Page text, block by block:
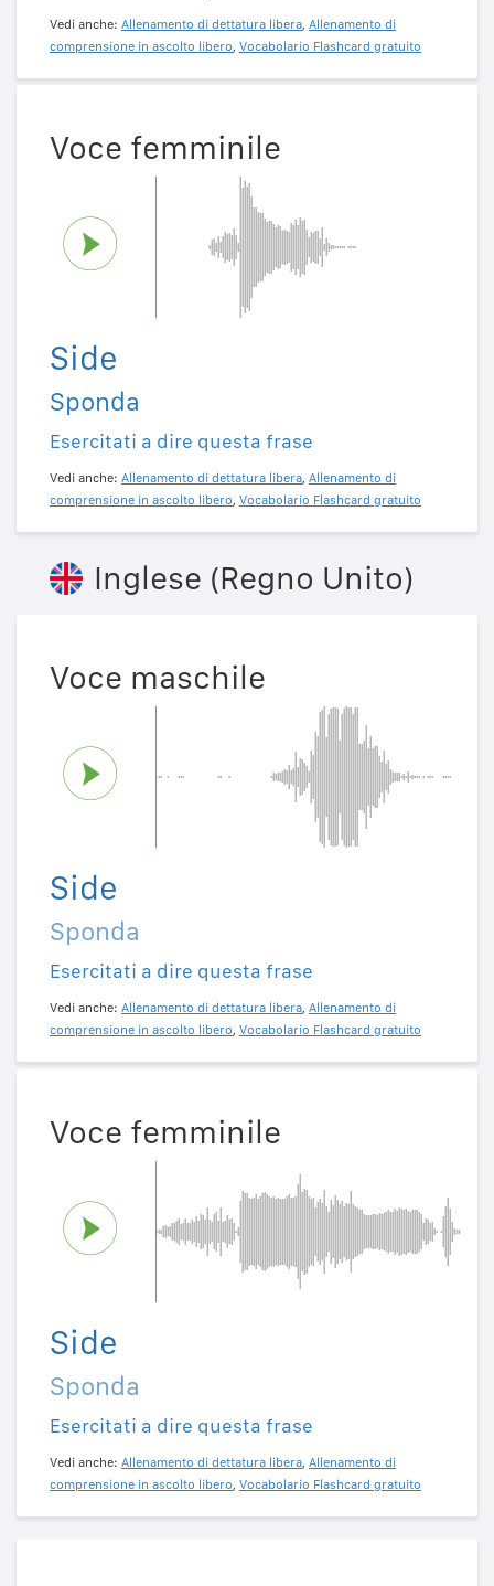
Vedi anche: Allenamento di dettatura libera, Allenamento di
comprensione in ascolto libero, Vocabolario Flashcard gratuito
Voce femminile
Side
Sponda
Esercitati a dire questa frase
Vedi anche: Allenamento di dettatura libera, Allenamento di
comprensione in ascolto libero, Vocabolario Flashcard gratuito
Inglese (Regno Unito)
Voce maschile
Side
Sponda
Esercitati a dire questa frase
Vedi anche: Allenamento di dettatura libera, Allenamento di
comprensione in ascolto libero, Vocabolario Flashcard gratuito
Voce femminile
Side
Sponda
Esercitati a dire questa frase
Vedi anche: Allenamento di dettatura libera, Allenamento di
comprensione in ascolto libero, Vocabolario Flashcard gratuito